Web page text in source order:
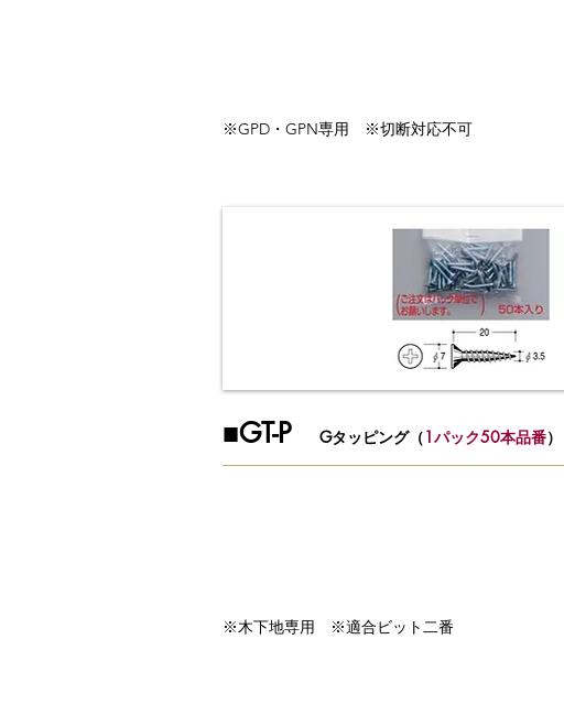
※GPD・GPN専用 ※切断対応不可
​■GT-P Gタッピング（1パック50本品番）
※木下地専用 ※適合ビット二番